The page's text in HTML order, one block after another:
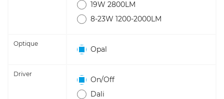
19W 2800LM
8-23W 1200-2000LM
Optique
Opal
Driver
On/Off
Dali